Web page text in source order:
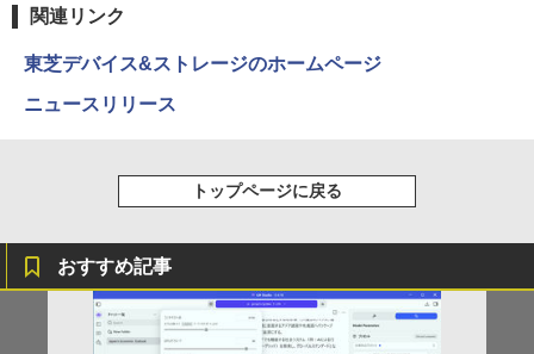
関連リンク
東芝デバイス&ストレージのホームページ
ニュースリリース
トップページに戻る
おすすめ記事